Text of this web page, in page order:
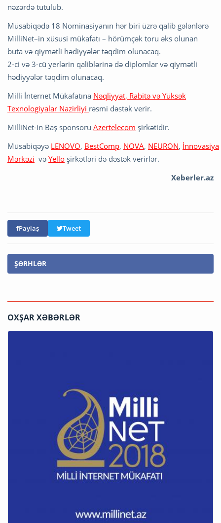
nəzərdə tutulub.
Müsabiqədə 18 Nominasiyanın hər biri üzrə qalib gələnlərə
MilliNet–in xüsusi mükafatı – hörümçək toru əks olunan
buta və qiymətli hədiyyələr təqdim olunacaq.
2-ci və 3-cü yerlərin qaliblərinə də diplomlar və qiymətli
hədiyyələr təqdim olunacaq.
Milli İnternet Mükafatına Nəqliyyat, Rabitə və Yüksək
Texnologiyalar Nazirliyi rəsmi dəstək verir.
MilliNet-in Baş sponsoru Azertelecom şirkətidir.
Müsabiqəyə LENOVO, BestComp, NOVA, NEURON, İnnovasiya
Mərkəzi və Yello şirkətləri də dəstək verirlər.
Xeberler.az
Paylaş Tweet
ŞƏRHLƏR
OXŞAR XƏBƏRLƏR